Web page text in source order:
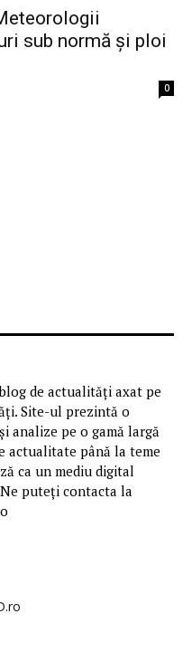
sub normă și ploi
0
de actualități axat pe
Site-ul prezintă o
analize pe o gamă largă
actualitate până la teme
ca un mediu digital
puteți contacta la